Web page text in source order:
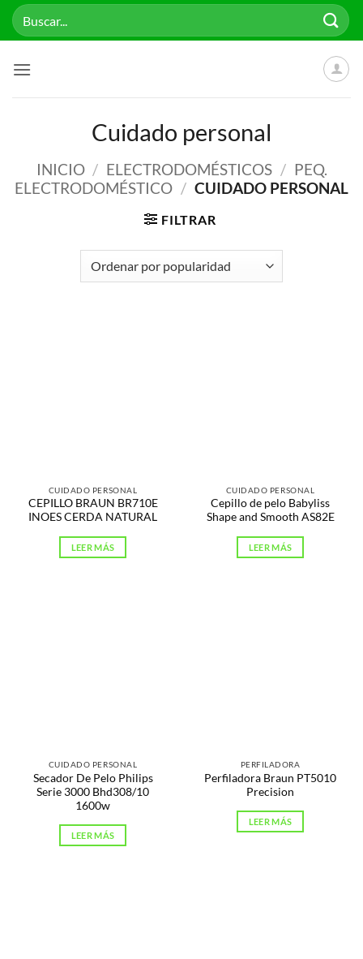
Saltar
Buscar
por:
Cuidado personal
INICIO / ELECTRODOMÉSTICOS / PEQ.
ELECTRODOMÉSTICO / CUIDADO PERSONAL
FILTRAR
CUIDADO PERSONAL
CEPILLO BRAUN BR710E
INOES CERDA NATURAL
LEER MÁS
CUIDADO PERSONAL
Cepillo de pelo Babyliss
Shape and Smooth AS82E
LEER MÁS
CUIDADO PERSONAL
Secador De Pelo Philips
Serie 3000 Bhd308/10
1600w
LEER MÁS
PERFILADORA
Perfiladora Braun PT5010
Precision
LEER MÁS